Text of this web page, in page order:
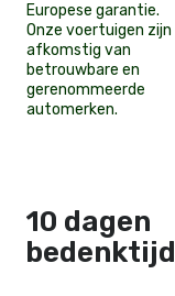
Europese garantie.
Onze voertuigen zijn
afkomstig van
betrouwbare en
gerenommeerde
automerken.
10 dagen
bedenktijd!